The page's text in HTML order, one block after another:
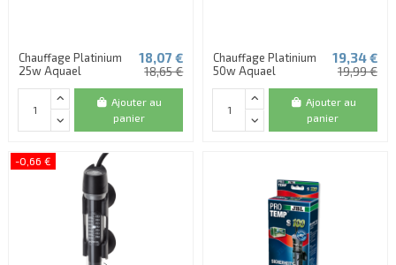
Chauffage Platinium
25w Aquael
18,07 €
18,65 €
Ajouter au
panier
Chauffage Platinium
50w Aquael
19,34 €
19,99 €
Ajouter au
panier
-0,66 €